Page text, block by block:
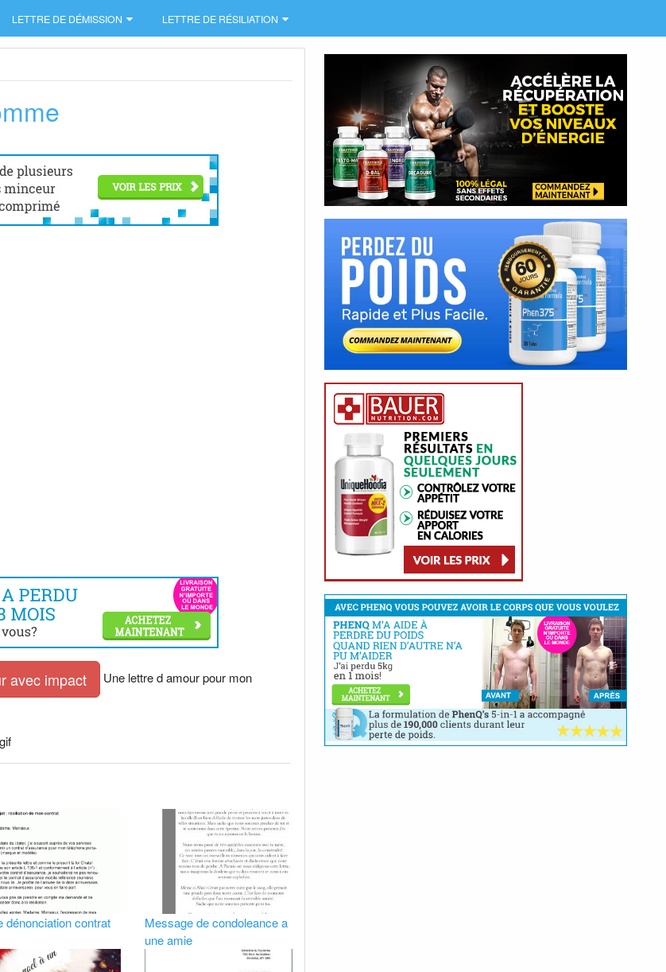
LETTRE DE DÉMISSION LETTRE DE RÉSILIATION
avec impact
Une lettre d amour pour mon
dénonciation contrat
Message de condoleance a
une amie